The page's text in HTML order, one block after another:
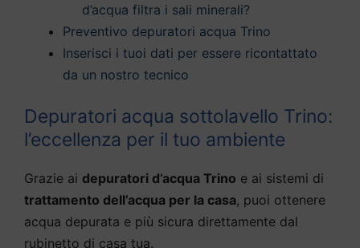
d’acqua filtra i sali minerali?
Preventivo depuratori acqua Trino
Inserisci i tuoi dati per essere ricontattato
da un nostro tecnico
Depuratori acqua sottolavello Trino:
l’eccellenza per il tuo ambiente
Grazie ai depuratori d’acqua Trino e ai sistemi di
trattamento dell’acqua per la casa, puoi ottenere
acqua depurata e più sicura direttamente dal
rubinetto di casa tua.